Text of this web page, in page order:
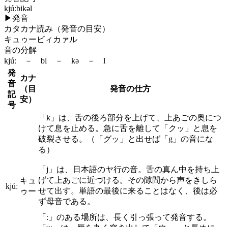
kjúːbikəl
▶発音
カタカナ読み（発音の目安）
キュゥービィカァル
音の分解
kjúː － bi － kə － l
発
音
記
号
カナ
（目
安）
発音の仕方
kjúː
キュ
ゥー
「k」は、舌の後ろ部分を上げて、上あごの奥につ
けて息を止める。急に舌を離して「クッ」と息を
破裂させる。（「グッ」と出せば「g」の音にな
る）
「j」は、日本語のヤ行の音。舌の真ん中を持ち上
げて上あごに近づける。その隙間から声をきしら
せて出す。単語の最後に来ることはなく、後は必
ず母音である。
「ː」のある場所は、長く引っ張って発音する。